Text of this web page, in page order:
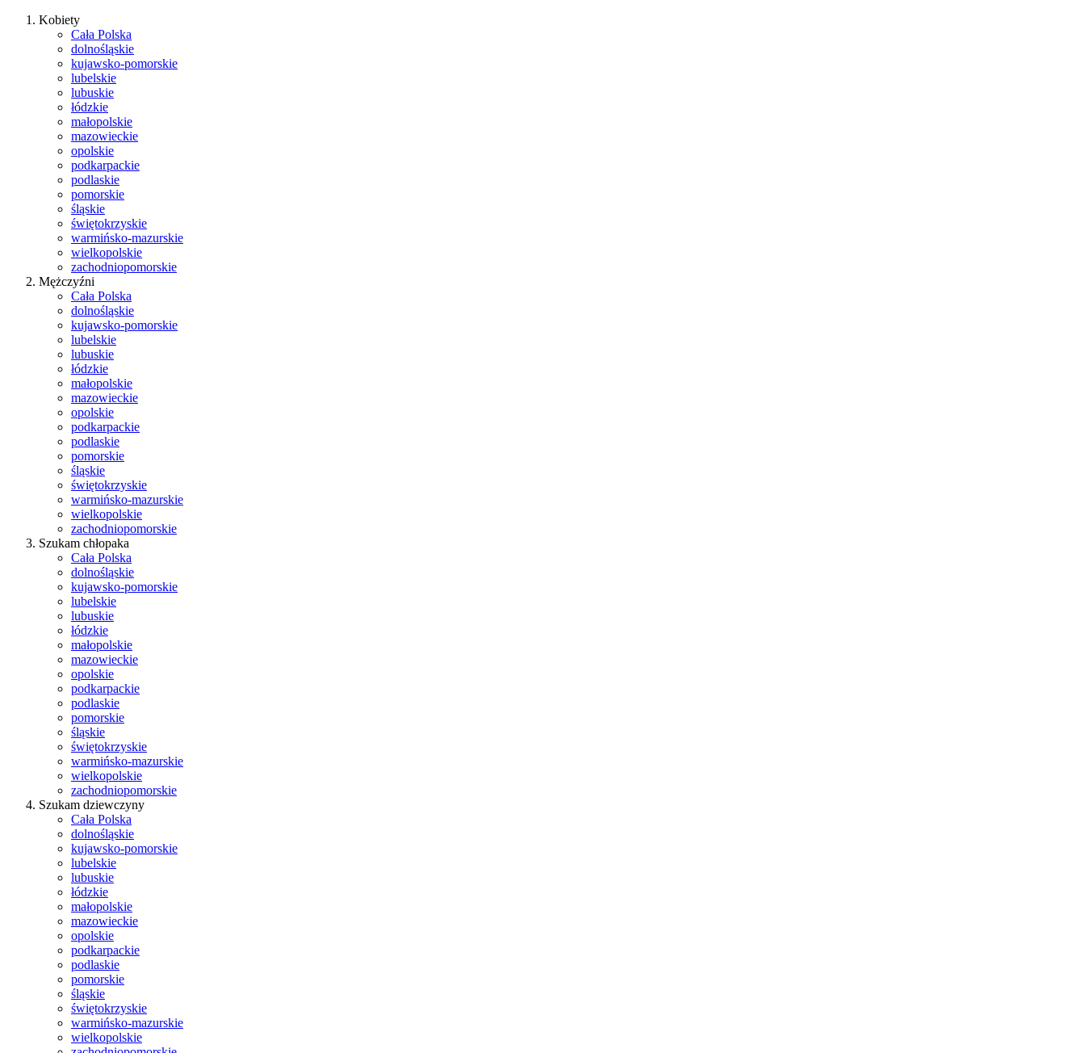
Kobiety
Cała Polska
dolnośląskie
kujawsko-pomorskie
lubelskie
lubuskie
łódzkie
małopolskie
mazowieckie
opolskie
podkarpackie
podlaskie
pomorskie
śląskie
świętokrzyskie
warmińsko-mazurskie
wielkopolskie
zachodniopomorskie
Mężczyźni
Cała Polska
dolnośląskie
kujawsko-pomorskie
lubelskie
lubuskie
łódzkie
małopolskie
mazowieckie
opolskie
podkarpackie
podlaskie
pomorskie
śląskie
świętokrzyskie
warmińsko-mazurskie
wielkopolskie
zachodniopomorskie
Szukam chłopaka
Cała Polska
dolnośląskie
kujawsko-pomorskie
lubelskie
lubuskie
łódzkie
małopolskie
mazowieckie
opolskie
podkarpackie
podlaskie
pomorskie
śląskie
świętokrzyskie
warmińsko-mazurskie
wielkopolskie
zachodniopomorskie
Szukam dziewczyny
Cała Polska
dolnośląskie
kujawsko-pomorskie
lubelskie
lubuskie
łódzkie
małopolskie
mazowieckie
opolskie
podkarpackie
podlaskie
pomorskie
śląskie
świętokrzyskie
warmińsko-mazurskie
wielkopolskie